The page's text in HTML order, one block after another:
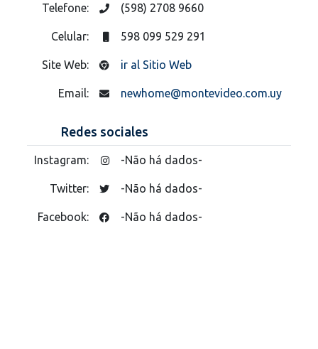
Telefone: (598) 2708 9660
Celular: 598 099 529 291
Site Web: ir al Sitio Web
Email: newhome@montevideo.com.uy
Redes sociales
Instagram: -Não há dados-
Twitter: -Não há dados-
Facebook: -Não há dados-